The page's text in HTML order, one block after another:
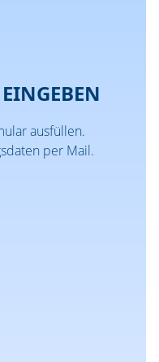
ausfüllen.
per Mail.